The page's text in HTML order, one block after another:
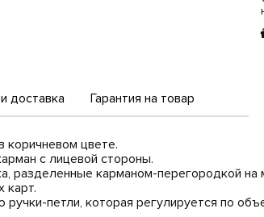
доставка Гарантия на товар
коричневом цвете.
с лицевой стороны.
разделенные карманом-перегородкой на
карт.
петли, которая регулируется по